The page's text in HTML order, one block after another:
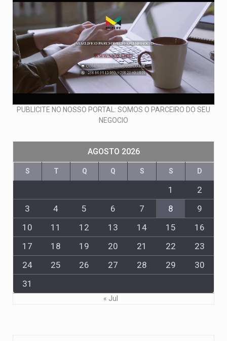
PUBLICITE NO NOSSO PORTAL: SOMOS O PARCEIRO DO SEU
NEGOCIO
AGOSTO 2026
S T Q Q S S D
1
2
3
4 5 6 7 8
9
10
11 12 13 14 15
16
17
18 19 20 21 22
23
24
25 26 27 28 29
30
31
« Jul